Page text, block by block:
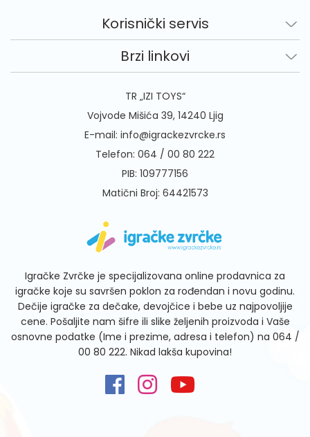
Korisnički servis
Brzi linkovi
TR „IZI TOYS“
Vojvode Mišića 39, 14240 Ljig
E-mail: info@igrackezvrcke.rs
Telefon: 064 / 00 80 222
PIB: 109777156
Matični Broj: 64421573
Igračke Zvrčke je specijalizovana online prodavnica za
igračke koje su savršen poklon za rođendan i novu godinu.
Dečije igračke za dečake, devojčice i bebe uz najpovoljije
cene. Pošaljite nam šifre ili slike željenih proizvoda i Vaše
osnovne podatke (Ime i prezime, adresa i telefon) na 064 /
00 80 222. Nikad lakša kupovina!